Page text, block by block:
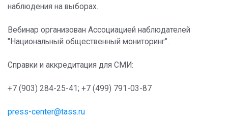
наблюдения на выборах.
Вебинар организован Ассоциацией наблюдателей
"Национальный общественный мониторинг".
Справки и аккредитация для СМИ:
+7 (903) 284-25-41; +7 (499) 791-03-87
press-center@tass.ru